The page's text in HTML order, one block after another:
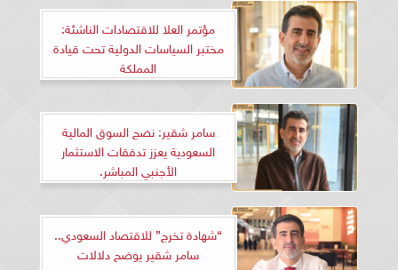
مؤتمر العلا للاقتصادات الناشئة:
مختبر السياسات الدولية تحت قيادة
المملكة
سامر شقير: نضج السوق المالية
السعودية يعزز تدفقات الاستثمار
الأجنبي المباشر.
“شهادة تخرج” للاقتصاد السعودي..
سامر شقير يوضح دلالات